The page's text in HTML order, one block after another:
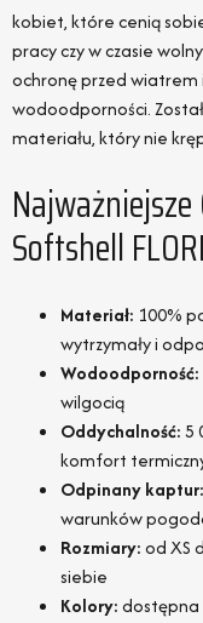
kobiet, które cenią
pracy czy w czasie
ochronę przed wiatrem
wodoodporności.
materiału, który nie
Softshell
Materiał: 100%
wytrzymały i
Wodoodporność:
wilgocią
Oddychalność:5
komfort
Odpinany kaptur:
warunków
Rozmiary:od XS
siebie
Kolory:dostępna